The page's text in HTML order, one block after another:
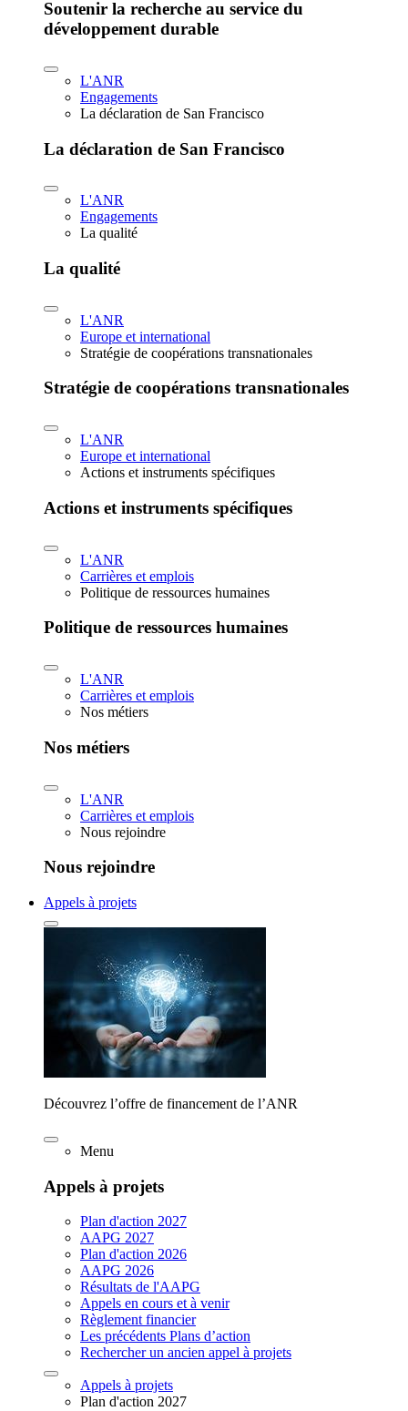
Soutenir la recherche au service du
développement durable
L'ANR
Engagements
La déclaration de San Francisco
La déclaration de San Francisco
L'ANR
Engagements
La qualité
La qualité
L'ANR
Europe et international
Stratégie de coopérations transnationales
Stratégie de coopérations transnationales
L'ANR
Europe et international
Actions et instruments spécifiques
Actions et instruments spécifiques
L'ANR
Carrières et emplois
Politique de ressources humaines
Politique de ressources humaines
L'ANR
Carrières et emplois
Nos métiers
Nos métiers
L'ANR
Carrières et emplois
Nous rejoindre
Nous rejoindre
Appels à projets
Découvrez l’offre de financement de l’ANR
Menu
Appels à projets
Plan d'action 2027
AAPG 2027
Plan d'action 2026
AAPG 2026
Résultats de l'AAPG
Appels en cours et à venir
Règlement financier
Les précédents Plans d’action
Rechercher un ancien appel à projets
Appels à projets
Plan d'action 2027